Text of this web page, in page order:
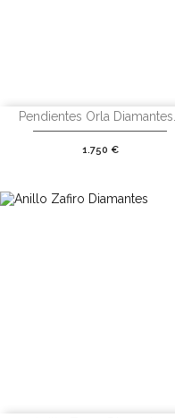
Pendientes Orla Diamantes...
Precio
1.750 €